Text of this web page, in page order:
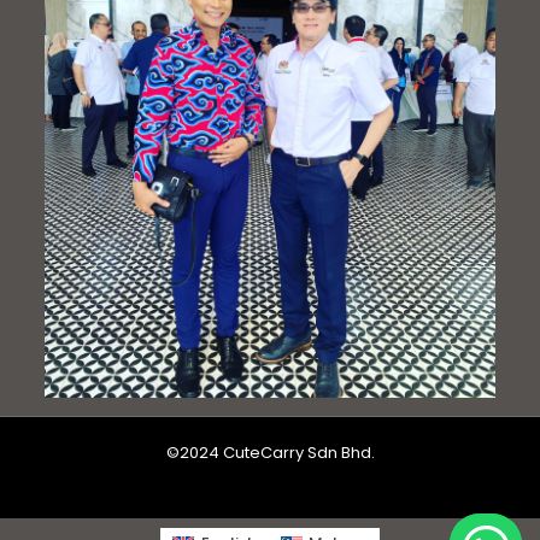
©2024 CuteCarry Sdn Bhd.